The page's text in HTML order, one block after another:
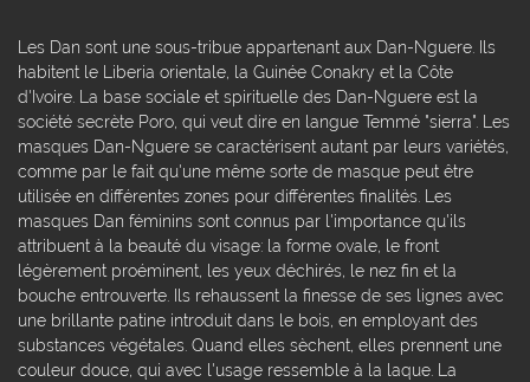
Les Dan sont une sous-tribue appartenant aux Dan-Nguere. Ils
habitent le Liberia orientale, la Guinée Conakry et la Côte
d'Ivoire. La base sociale et spirituelle des Dan-Nguere est la
société secrète Poro, qui veut dire en langue Temmé "sierra". Les
masques Dan-Nguere se caractérisent autant par leurs variétés,
comme par le fait qu'une même sorte de masque peut être
utilisée en différentes zones pour différentes finalités. Les
masques Dan féminins sont connus par l'importance qu'ils
attribuent à la beauté du visage: la forme ovale, le front
légèrement proéminent, les yeux déchirés, le nez fin et la
bouche entrouverte. Ils rehaussent la finesse de ses lignes avec
une brillante patine introduit dans le bois, en employant des
substances végétales. Quand elles sèchent, elles prennent une
couleur douce, qui avec l'usage ressemble à la laque. La